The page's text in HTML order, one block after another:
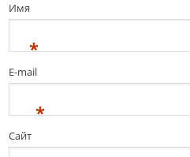
Имя
*
E-mail
*
Сайт